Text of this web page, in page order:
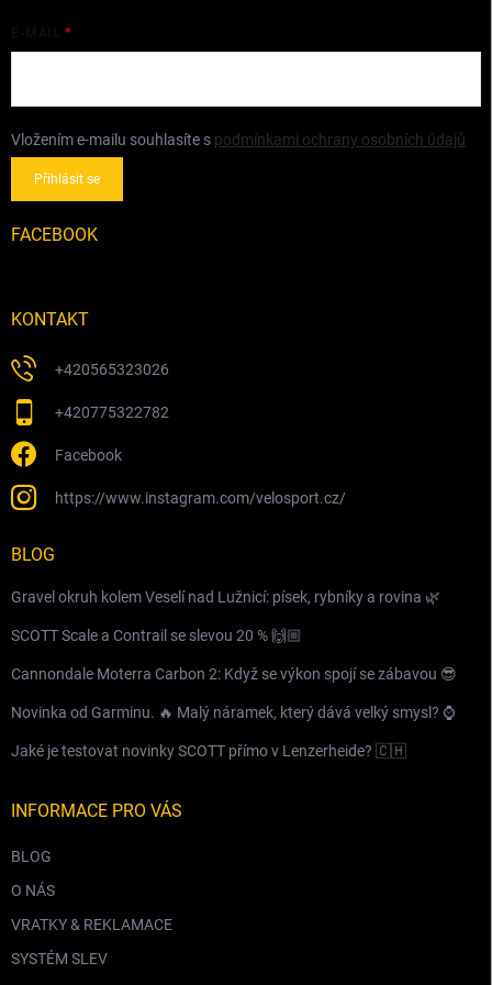
Vložením e-mailu souhlasíte s podmínkami ochrany osobních údajů
Přihlásit se
FACEBOOK
KONTAKT
+420565323026
+420775322782
Facebook
https://www.instagram.com/velosport.cz/
BLOG
Gravel okruh kolem Veselí nad Lužnicí: písek, rybníky a rovina 🌿
SCOTT Scale a Contrail se slevou 20 % 🙌🏼
Cannondale Moterra Carbon 2: Když se výkon spojí se zábavou 😎
Novinka od Garminu. 🔥 Malý náramek, který dává velký smysl? ⌚️
Jaké je testovat novinky SCOTT přímo v Lenzerheide? 🇨🇭
INFORMACE PRO VÁS
BLOG
O NÁS
VRATKY & REKLAMACE
SYSTÉM SLEV